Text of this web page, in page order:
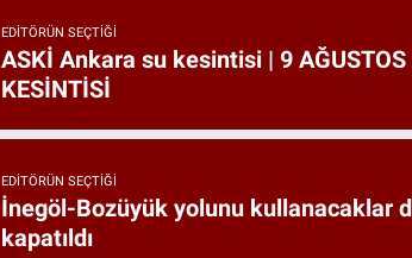
EDITÖRÜN SEÇTIĞI
ASKİ Ankara su kesintisi | 9 AĞUSTOS
KESİNTİSİ
EDITÖRÜN SEÇTIĞI
İnegöl-Bozüyük yolunu kullanacaklar
kapatıldı